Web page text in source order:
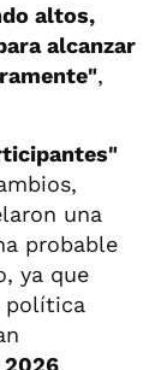
altos,
alcanzar
,
una
probable
ya que
política
2026.